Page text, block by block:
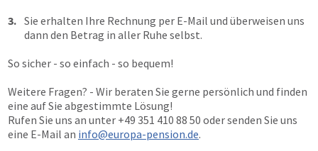
3. Sie erhalten Ihre Rechnung per E-Mail und überweisen uns
dann den Betrag in aller Ruhe selbst.
So sicher - so einfach - so bequem!
Weitere Fragen? - Wir beraten Sie gerne persönlich und finden
eine auf Sie abgestimmte Lösung!
Rufen Sie uns an unter +49 351 410 88 50 oder senden Sie uns
eine E-Mail an info@europa-pension.de.